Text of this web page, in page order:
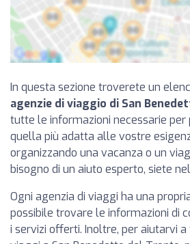
In questa sezione troverete un
agenzie di viaggio di San
tutte le informazioni necessarie per
quella più adatta alle vostre
organizzando una vacanza o un
bisogno di un aiuto esperto, siete
Ogni agenzia di viaggi ha una
possibile trovare le informazioni di
i servizi offerti. Inoltre, per aiutarvi